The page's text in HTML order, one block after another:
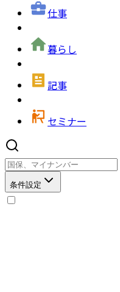
仕事
暮らし
記事
セミナー
条件設定